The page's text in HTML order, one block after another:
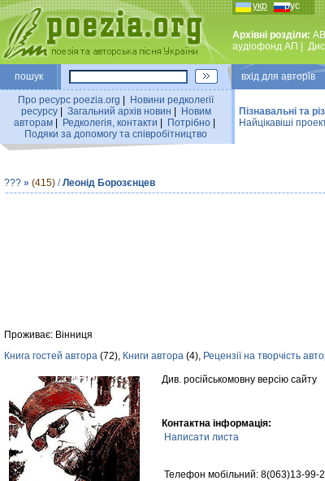
укр рус
Архівні розділи:
аудiофонд АП
пошук вхiд для авторiв
Про ресурс poezia.org
Новини редколегiї
ресурсу| Загальний архiв новин
Новим
авторам
Редколегiя, контакти Потрiбно
Подяки за допомогу та співробітництво
Пізнавальні та
Найцiкавiшi
??? » (415) /Леонід Борозєнцев
Проживає: Вінниця
Книга гостей автора (72), Книги автора (4), Рецензії на творчість
Див. російськомовну версію сайту
Контактна інформація:
Написати листа
Телефон мобільний: 8(063)13-99-